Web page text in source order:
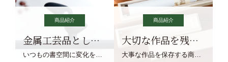
商品紹介
金属工芸品としての文鎮
商品紹介
大切な作品を残す作品保存商品